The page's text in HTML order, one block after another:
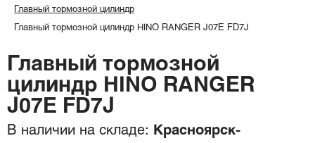
Главный тормозной цилиндр
Главный тормозной цилиндр HINO RANGER J07E FD7J
Главный тормозной
цилиндр HINO RANGER
J07E FD7J
В наличии на складе:
Красноярск-